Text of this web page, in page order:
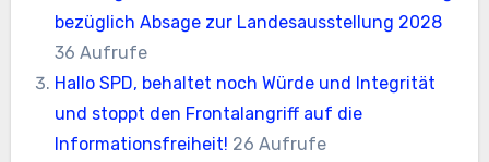
bezüglich Absage zur Landesausstellung 2028
36 Aufrufe
Hallo SPD, behaltet noch Würde und Integrität
und stoppt den Frontalangriff auf die
Informationsfreiheit! 26 Aufrufe